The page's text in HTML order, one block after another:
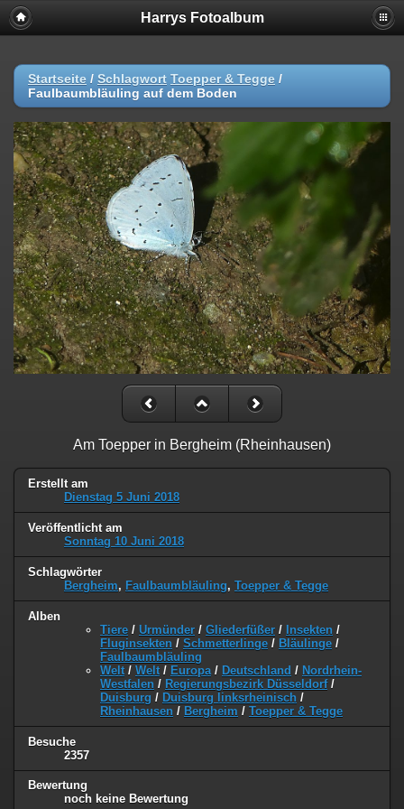
Harrys Fotoalbum
Startseite / Schlagwort Toepper & Tegge /
Faulbaumbläuling auf dem Boden
Am Toepper in Bergheim (Rheinhausen)
Erstellt am
Dienstag 5 Juni 2018
Veröffentlicht am
Sonntag 10 Juni 2018
Schlagwörter
Bergheim, Faulbaumbläuling, Toepper & Tegge
Alben
Tiere / Urmünder / Gliederfüßer / Insekten /
Fluginsekten / Schmetterlinge / Bläulinge /
Faulbaumbläuling
Welt / Welt / Europa / Deutschland / Nordrhein-
Westfalen / Regierungsbezirk Düsseldorf/
Duisburg / Duisburg linksrheinisch /
Rheinhausen / Bergheim / Toepper & Tegge
Besuche
2357
Bewertung
noch keine Bewertung